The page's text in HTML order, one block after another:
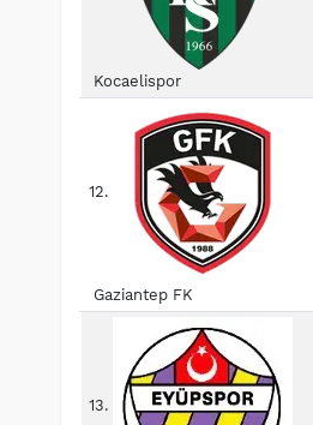
Kocaelispor
12.
Gaziantep FK
13.